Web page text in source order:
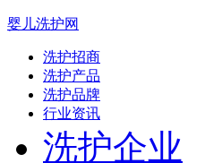
婴儿洗护网
洗护招商
洗护产品
洗护品牌
行业资讯
洗护企业